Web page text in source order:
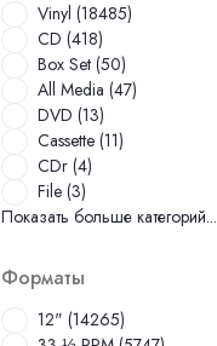
Vinyl (18485)
CD (418)
Box Set (50)
All Media (47)
DVD (13)
Cassette (11)
CDr (4)
File (3)
Показать больше категорий...
Форматы
12" (14265)